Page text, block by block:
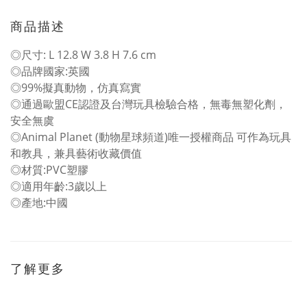
商品描述
◎尺寸: L 12.8 W 3.8 H 7.6 cm
◎品牌國家:英國
◎99%擬真動物，仿真寫實
◎通過歐盟CE認證及台灣玩具檢驗合格，無毒無塑化劑，
安全無虞
◎Animal Planet (動物星球頻道)唯一授權商品 可作為玩具
和教具，兼具藝術收藏價值
◎材質:PVC塑膠
◎適用年齡:3歲以上
◎產地:中國
了解更多